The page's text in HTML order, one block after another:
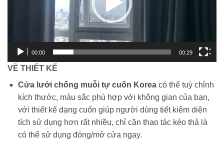
00:00 00:29
VỀ THIẾT KẾ
Cửa lưới chống muỗi tự cuốn Koreacó thể tuỳ chỉnh
kích thước, màu sắc phù hợp với không gian của bạn,
với thiết kế dạng cuốn giúp người dùng tiết kiệm diện
tích sử dụng hơn rất nhiều, chỉ cần thao tác kéo thả là
có thể sử dụng đóng/mở cửa ngay.